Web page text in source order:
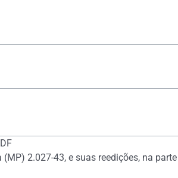
2.027-43, e suas reedições, na